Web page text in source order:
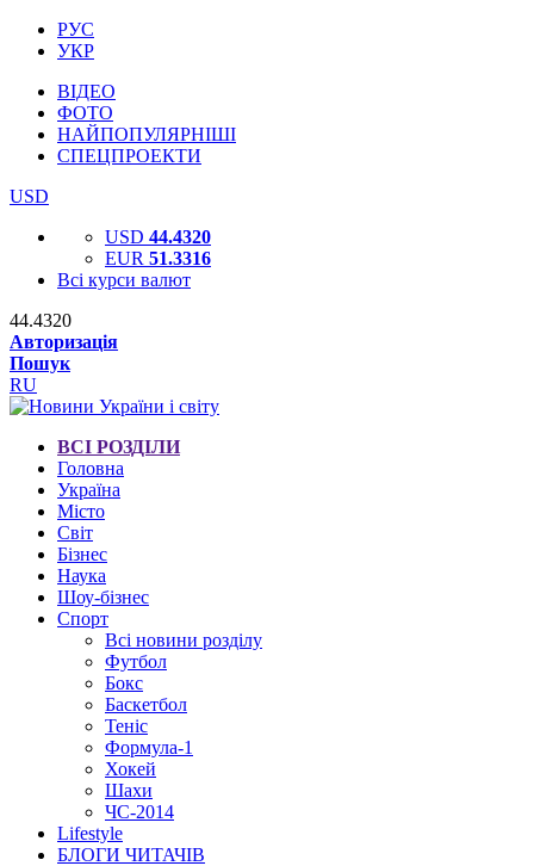
РУС
УКР
ВІДЕО
ФОТО
НАЙПОПУЛЯРНІШІ
СПЕЦПРОЕКТИ
USD
USD 44.4320
EUR 51.3316
Всі курси валют
44.4320
Авторизація
Пошук
RU
ВСІ РОЗДІЛИ
Головна
Україна
Місто
Світ
Бізнес
Наука
Шоу-бізнес
Спорт
Всі новини розділу
Футбол
Бокс
Баскетбол
Теніс
Формула-1
Хокей
Шахи
ЧС-2014
Lifestyle
БЛОГИ ЧИТАЧІВ